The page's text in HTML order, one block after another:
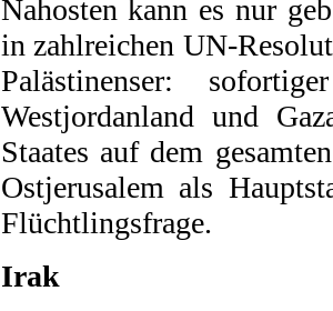
Nahosten kann es nur
in zahlreichen UN-
Palästinenser:
Westjordanland und
Staates auf dem
Ostjerusalem als
Flüchtlingsfrage.
Irak